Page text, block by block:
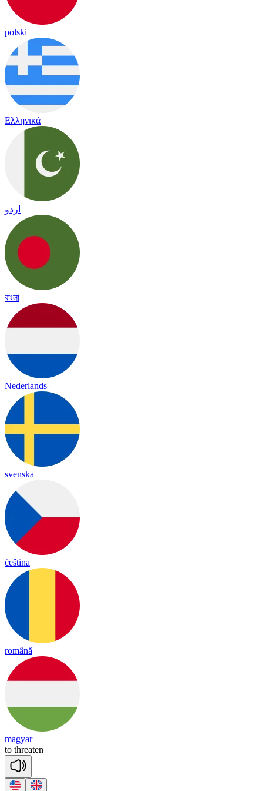
polski
Ελληνικά
اردو
বাংলা
Nederlands
svenska
čeština
română
magyar
to threaten